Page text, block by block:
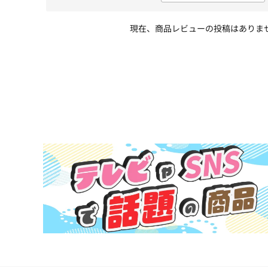
現在、商品レビューの投稿はありま